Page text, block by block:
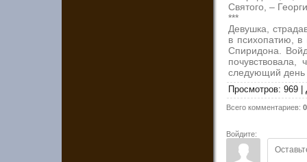
Святого, –
***
Девушка,
в психопатию, в
Спиридона.
следующий день
Просмотров: 969
Всего комментариев: 0
Войдите: